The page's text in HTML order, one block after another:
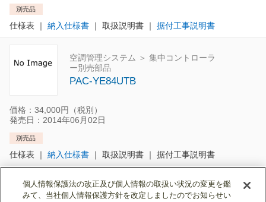
別売品
仕様表 ｜ 納入仕様書 ｜ 取扱説明書｜ 据付工事説明書
空調管理システム ＞ 集中コントローラ
ー別売部品
PAC-YE84UTB
価格：34,000円（税別）
発売日：2014年06月02日
別売品
仕様表 ｜ 納入仕様書 ｜ 取扱説明書｜ 据付工事説明書
最初 前へ 1 次へ 最終
個人情報保護法の改正及び個人情報の取扱い状況の変更を鑑
みて、当社個人情報保護方針を改定しましたのでお知らせい